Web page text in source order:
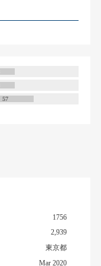
57
1756
2,939
東京都
Mar 2020